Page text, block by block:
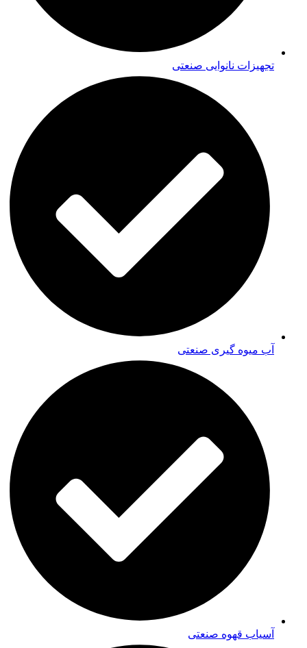
تجهیزات نانوایی صنعتی
آب میوه گیری صنعتی
آسیاب قهوه صنعتی